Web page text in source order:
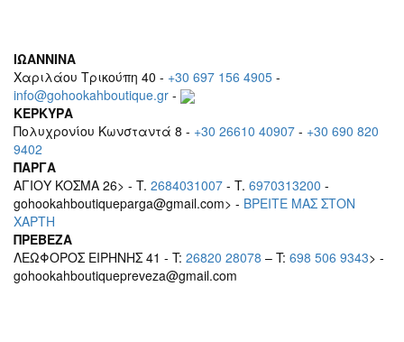
ΙΩΑΝΝΙΝΑ
Χαριλάου Τρικούπη 40 - +30 697 156 4905 -
info@gohookahboutique.gr -
ΚΕΡΚΥΡΑ
Πολυχρονίου Κωνσταντά 8 - +30 26610 40907 - +30 690 820
9402
ΠΑΡΓΑ
ΑΓΙΟΥ ΚΟΣΜΑ 26> - T. 2684031007 - T. 6970313200 -
gohookahboutiqueparga@gmail.com> - BΡEITE MAΣ ΣΤΟΝ
ΧΑΡΤΗ
ΠΡΕΒΕΖΑ
ΛΕΩΦΟΡΟΣ ΕΙΡΗΝΗΣ 41 - T: 26820 28078 – T: 698 506 9343> -
gohookahboutiquepreveza@gmail.com